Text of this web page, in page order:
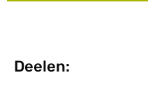
Deelen: